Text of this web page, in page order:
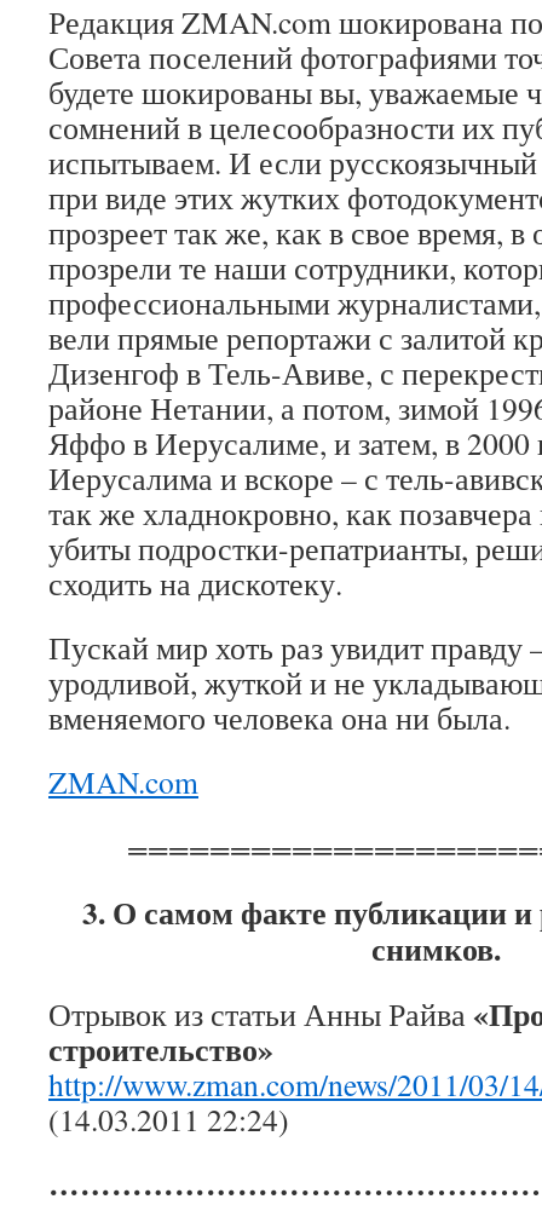
Редакция ZMAN.com шокирована
Совета поселений фотографиями
будете шокированы вы, уважаемые
сомнений в целесообразности их
испытываем. И если русскоязычный
при виде этих жутких
прозреет так же, как в свое время, в
прозрели те наши сотрудники,
профессиональными
вели прямые репортажи с залитой
Дизенгоф в Тель-Авиве, с
районе Нетании, а потом, зимой
Яффо в Иерусалиме, и затем, в 2000
Иерусалима и вскоре – с тель-
так же хладнокровно, как
убиты подростки-репатрианты,
сходить на дискотеку.
Пускай мир хоть раз увидит правду
уродливой, жуткой и не
вменяемого человека она ни была.
ZMAN.com
3. О самом факте публикации
снимков.
Отрывок из статьи Анны Райва
строительство»
http://www.zman.com/news/2011/03/
(14.03.2011 22:24)
……………………